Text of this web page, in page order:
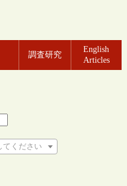
調査研究
English
Articles
てください